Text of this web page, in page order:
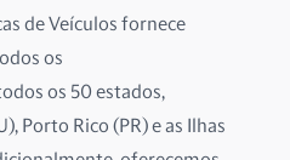
de Veículos fornece
os
os 50 estados,
Porto Rico (PR) e as Ilhas